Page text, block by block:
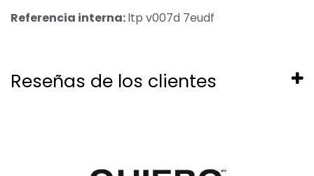
Referencia interna:ltp v007d 7eudf
Reseñas de los clientes